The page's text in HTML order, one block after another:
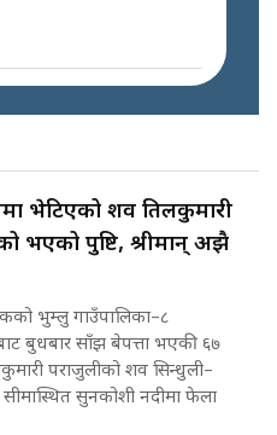
ADDRESS ||
गुनासो अब सिधै सर्वोच्चमा
Grievances Directly to
Court ||
महिलाको पहुँच विस्तार गर्दै
|| SIDHAKURA ||
पासोः कमाउने लोभमा घरबार नै
| The Dark Side of
Live'-SIDHAKURA
बित्तिकै सुरु भएको थियो
भेटिएको शव तिलकुमारी
भएको पुष्टि, श्रीमान् अझै
भुम्लु गाउँपालिका–८
बुधबार साँझ बेपत्ता भएकी ६७
पराजुलीको शव सिन्धुली–
सुनकोशी नदीमा फेला